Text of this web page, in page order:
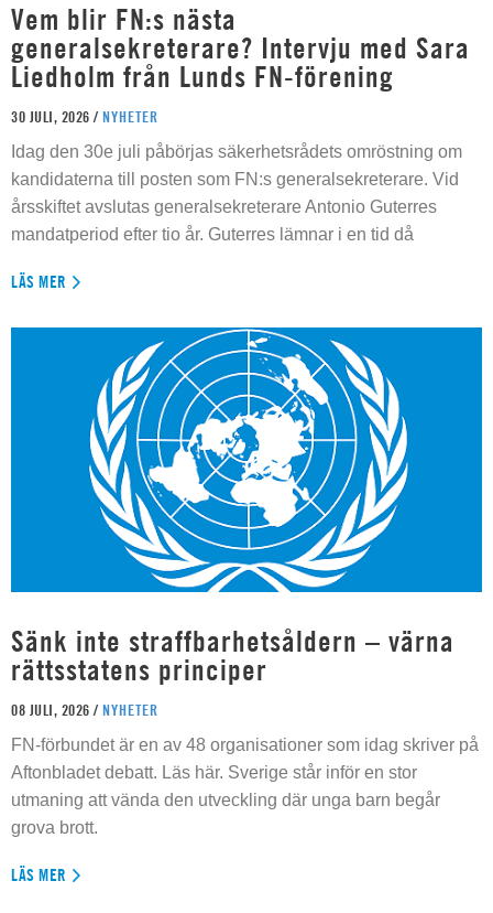
Vem blir FN:s nästa
generalsekreterare? Intervju med Sara
Liedholm från Lunds FN-förening
30 JULI, 2026 / NYHETER
Idag den 30e juli påbörjas säkerhetsrådets omröstning om
kandidaterna till posten som FN:s generalsekreterare. Vid
årsskiftet avslutas generalsekreterare Antonio Guterres
mandatperiod efter tio år. Guterres lämnar i en tid då
LÄS MER
Sänk inte straffbarhetsåldern – värna
rättsstatens principer
08 JULI, 2026 / NYHETER
FN-förbundet är en av 48 organisationer som idag skriver på
Aftonbladet debatt. Läs här. Sverige står inför en stor
utmaning att vända den utveckling där unga barn begår
grova brott.
LÄS MER